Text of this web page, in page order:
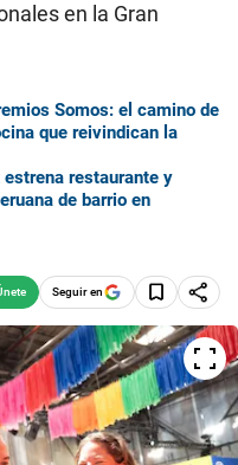
en la Gran
Somos: el camino de
que reivindican la
restaurante y
de barrio en
Seguir en